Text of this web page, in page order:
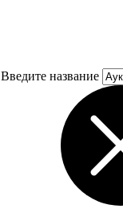
Введите название